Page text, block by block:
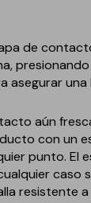
de
asegurar una
aún
con un
punto. El
caso
resistente a